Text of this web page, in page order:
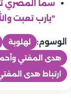
سما المصري
"يارب تعبت
الوسوم: لهلوبة
هدى المفتي
ارتباط هدى